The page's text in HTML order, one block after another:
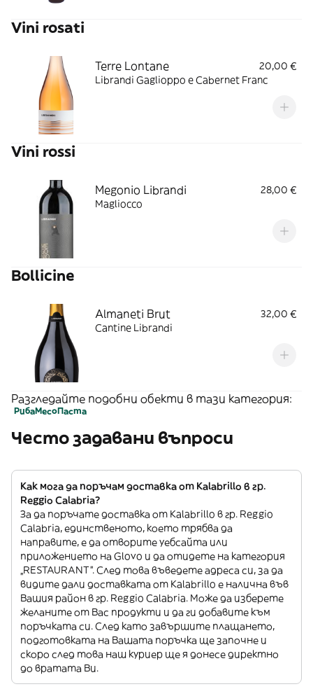
Vini rosati
Terre Lontane
20,00 €
Librandi Gaglioppo e Cabernet Franc
Vini rossi
Megonio Librandi
28,00 €
Magliocco
Bollicine
Almaneti Brut
32,00 €
Cantine Librandi
Разгледайте подобни обекти в тази категория:
РибаМесоПаста
Често задавани въпроси
Как мога да поръчам доставка от Kalabrillo в гр.
Reggio Calabria?
За да поръчате доставка от Kalabrillo в гр. Reggio
Calabria, единственото, което трябва да
направите, е да отворите уебсайта или
приложението на Glovo и да отидете на категория
„RESTAURANT”. След това въведете адреса си, за да
видите дали доставката от Kalabrillo е налична във
Вашия район в гр. Reggio Calabria. Може да изберете
желаните от Вас продукти и да ги добавите към
поръчката си. След като завършите плащането,
подготовката на Вашата поръчка ще започне и
скоро след това наш куриер ще я донесе директно
до вратата Ви.